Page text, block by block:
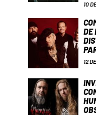
10
DE
12